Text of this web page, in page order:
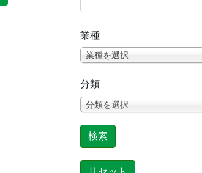
業種
業種を選択
分類
分類を選択